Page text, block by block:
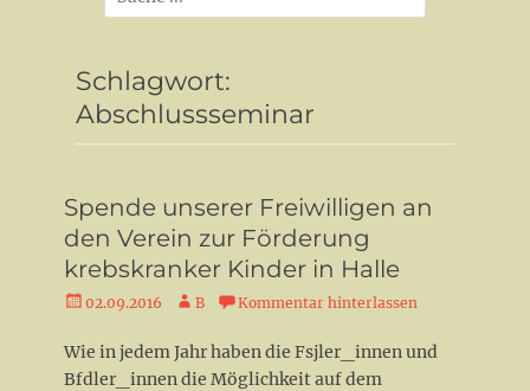
nach:
Schlagwort:
Abschlussseminar
Spende unserer Freiwilligen an
den Verein zur Förderung
krebskranker Kinder in Halle
Veröffentlicht
02.09.2016 Autor
B Kommentar hinterlassen
Wie in jedem Jahr haben die Fsjler_innen und
Bfdler_innen die Möglichkeit auf dem